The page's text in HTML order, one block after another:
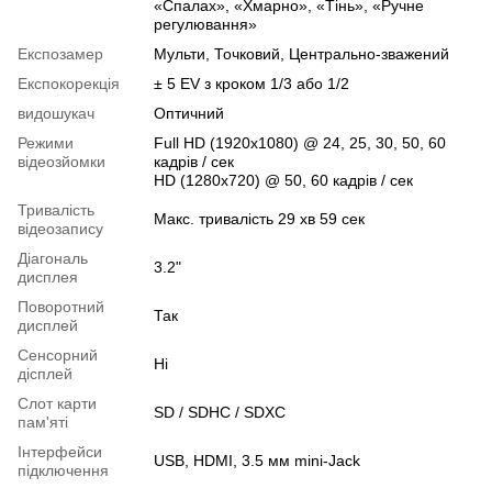
«Спалах», «Хмарно», «Тінь», «Ручне
регулювання»
Експозамер
Мульти, Точковий, Центрально-зважений
Експокорекція
± 5 EV з кроком 1/3 або 1/2
видошукач
Оптичний
Режими
відеозйомки
Full HD (1920x1080) @ 24, 25, 30, 50, 60
кадрів / сек
HD (1280x720) @ 50, 60 кадрів / сек
Тривалість
відеозапису
Макс. тривалість 29 хв 59 сек
Діагональ
дисплея
3.2"
Поворотний
дисплей
Так
Сенсорний
дісплей
Ні
Слот карти
пам'яті
SD / SDHC / SDXC
Інтерфейси
підключення
USB, HDMI, 3.5 мм mini-Jack